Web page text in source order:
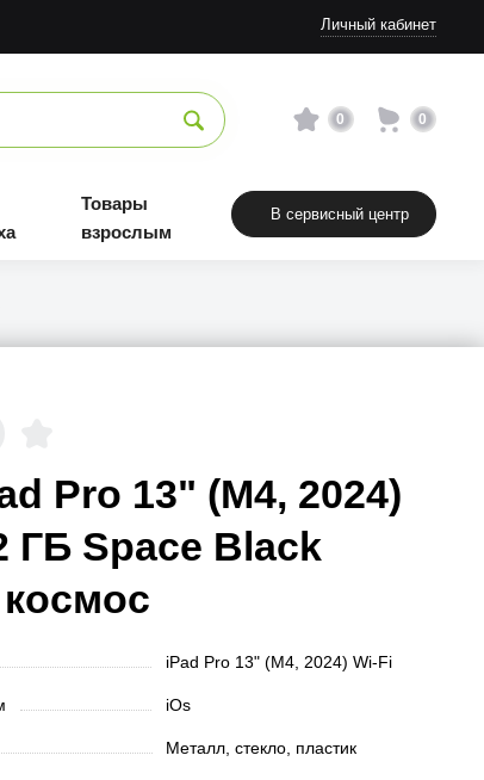
Личный кабинет
0 0
Товары
взрослым
В сервисный центр
Pro 13" (M4, 2024)
ГБ Space Black
iPad Pro 13" (M4, 2024) Wi-Fi
iOs
Металл, стекло, пластик